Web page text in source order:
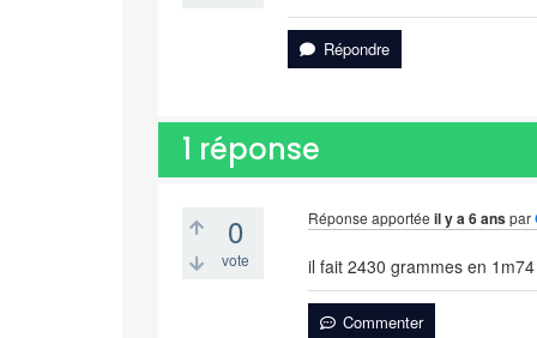
Répondre
1 réponse
0
vote
Réponse apportée il y a 6 anspar
il fait 2430 grammes en 1m74
Commenter